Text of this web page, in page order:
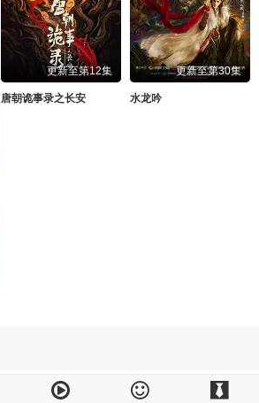
更新至第12集
唐朝诡事录之长安
更新至第30集
水龙吟